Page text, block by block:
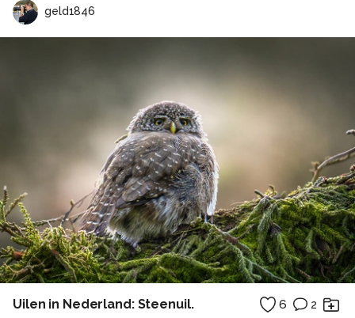
geld1846
Uilen in Nederland: Steenuil. 6 2